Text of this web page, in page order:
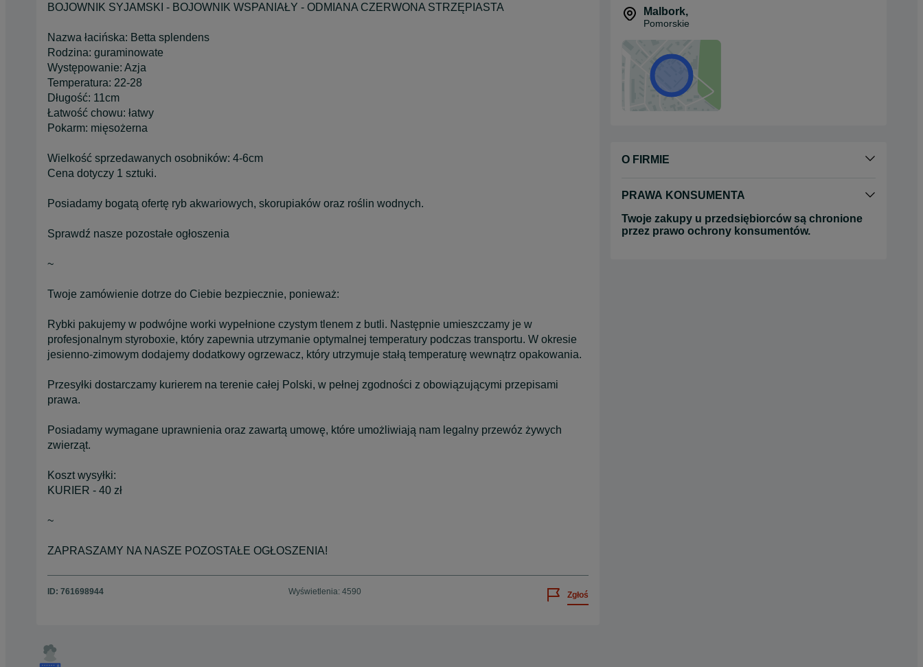
BOJOWNIK SYJAMSKI - BOJOWNIK WSPANIAŁY - ODMIANA CZERWONA STRZĘPIASTA
Nazwa łacińska: Betta splendens
Rodzina: guraminowate
Występowanie: Azja
Temperatura: 22-28
Długość: 11cm
Łatwość chowu: łatwy
Pokarm: mięsożerna
Wielkość sprzedawanych osobników: 4-6cm
Cena dotyczy 1 sztuki.
Posiadamy bogatą ofertę ryb akwariowych, skorupiaków oraz roślin wodnych.
Sprawdź nasze pozostałe ogłoszenia
~
Twoje zamówienie dotrze do Ciebie bezpiecznie, ponieważ:
Rybki pakujemy w podwójne worki wypełnione czystym tlenem z butli. Następnie umieszczamy je w
profesjonalnym styroboxie, który zapewnia utrzymanie optymalnej temperatury podczas transportu. W okresie
jesienno-zimowym dodajemy dodatkowy ogrzewacz, który utrzymuje stałą temperaturę wewnątrz opakowania.
Przesyłki dostarczamy kurierem na terenie całej Polski, w pełnej zgodności z obowiązującymi przepisami
prawa.
Posiadamy wymagane uprawnienia oraz zawartą umowę, które umożliwiają nam legalny przewóz żywych
zwierząt.
Koszt wysyłki:
KURIER - 40 zł
~
ZAPRASZAMY NA NASZE POZOSTAŁE OGŁOSZENIA!
ID: 761698944 Wyświetlenia: 4590 Zgłoś
Malbork,
Pomorskie
O FIRMIE
PRAWA KONSUMENTA
Twoje zakupy u przedsiębiorców są chronione
przez prawo ochrony konsumentów.